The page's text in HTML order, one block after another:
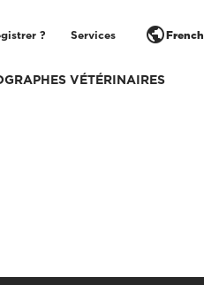
? Services publicFrench
VÉTÉRINAIRES